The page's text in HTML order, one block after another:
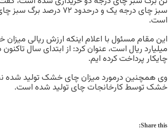
سبز چای درجه یک و
است.
چایکار پرداخت کرده ایم.
خشک توسط کارخانجات چای تولید شده است.
Share this: